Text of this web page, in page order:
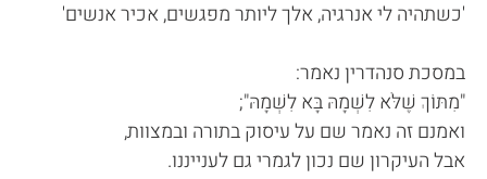
'כשתהיה לי אנרגיה, אלך ליותר מפגשים, אכיר אנשים'
במסכת סנהדרין נאמר:
"מִתּוֹךְ שֶׁלֹּא לִשְׁמָהּ בָּא לִשְׁמָהּ";
ואמנם זה נאמר שם על עיסוק בתורה ובמצוות,
אבל העיקרון שם נכון לגמרי גם לענייננו.